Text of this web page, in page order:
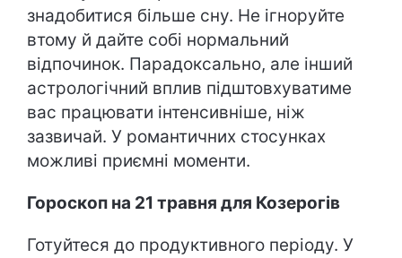
знадобитися більше сну. Не ігноруйте
втому й дайте собі нормальний
відпочинок. Парадоксально, але інший
астрологічний вплив підштовхуватиме
вас працювати інтенсивніше, ніж
зазвичай. У романтичних стосунках
можливі приємні моменти.
Гороскоп на 21 травня для Козерогів
Готуйтеся до продуктивного періоду. У